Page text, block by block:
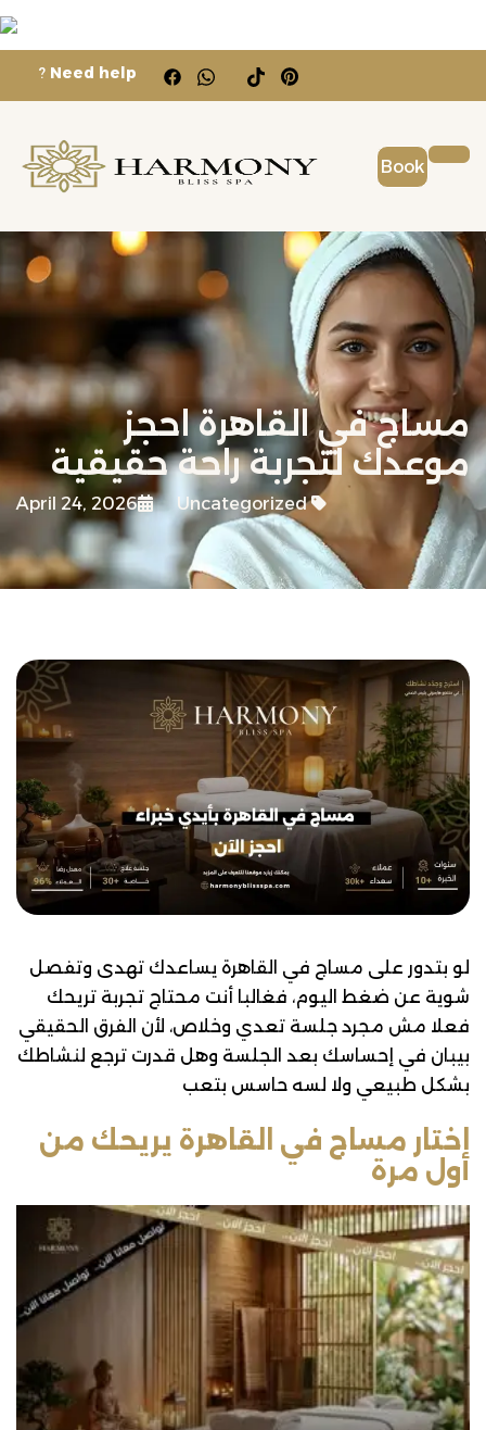
Need help
?
Book
مساج في القاهرة احجز
موعدك لتجربة راحة حقيقية
April 24, 2026 Uncategorized
لو بتدور على مساج في القاهرة يساعدك تهدى وتفصل
شوية عن ضغط اليوم، فغالبا أنت محتاج تجربة تريحك
فعلا مش مجرد جلسة تعدي وخلاص، لأن الفرق الحقيقي
بيبان في إحساسك بعد الجلسة وهل قدرت ترجع لنشاطك
بشكل طبيعي ولا لسه حاسس بتعب
اختار مساج في القاهرة يريحك من
أول مرة